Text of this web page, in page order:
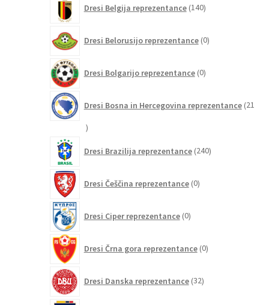
Dresi Belgija reprezentance 140izdelkov
Dresi Belorusijo reprezentance 0izdelkov
Dresi Bolgarijo reprezentance 0izdelkov
Dresi Bosna in Hercegovina reprezentance 21
21
Dresi Brazilija reprezentance 240izdelkov
Dresi Češčina reprezentance 0izdelkov
Dresi Ciper reprezentance 0izdelkov
Dresi Črna gora reprezentance 0izdelkov
Dresi Danska reprezentance 32izdelkov